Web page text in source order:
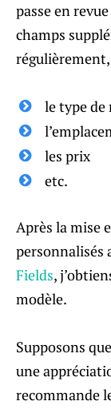
passe en
champs
le type
les prix
etc.
Après la mise
personnalisés
Fields,
modèle.
Supposons
une
recommande